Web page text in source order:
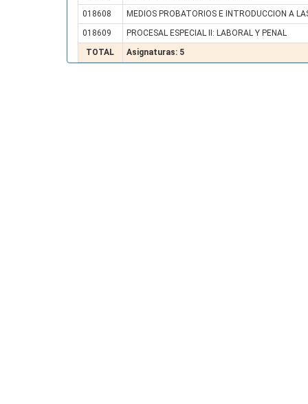
018608
MEDIOS PROBATORIOS E INTRODUCCION A
018609
PROCESAL ESPECIAL II: LABORAL Y PENAL
TOTAL
Asignaturas: 5